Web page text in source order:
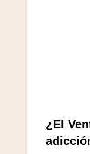
¿El